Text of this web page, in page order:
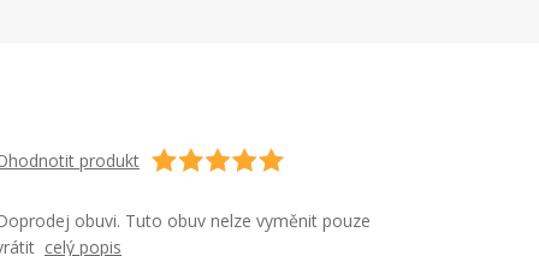
produkt
obuvi. Tuto obuv nelze vyměnit pouze
celý popis